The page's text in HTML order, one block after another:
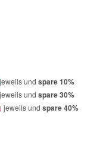
jeweils und spare10%
jeweils und spare30%
jeweils und spare40%